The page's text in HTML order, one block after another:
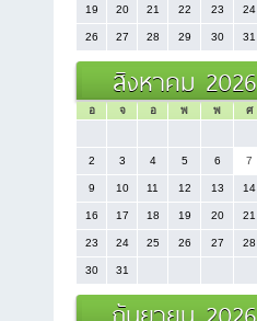
19 20 21 22 23 24
26 27 28 29 30 31
สิงหาคม 2026
อ จ อ พ พ ศ
2 3 4 5 6 7
9 10 11 12 13 14
16 17 18 19 20 21
23 24 25 26 27 28
30 31